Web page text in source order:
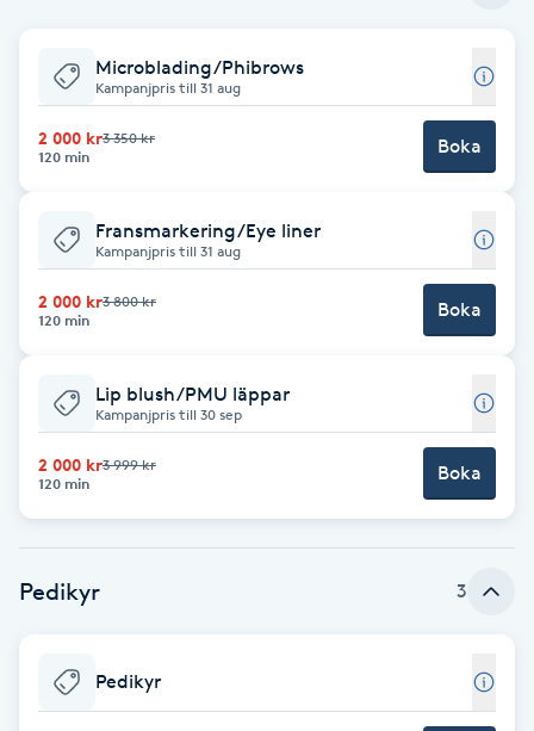
Balayage
Barber
Barnklippning
Bottenfärg
Brynplockning
Microblading/Phibrows
Kampanjpris till 31 aug
2 000 kr3 350 kr
120 min
Boka
Fransmarkering/Eye liner
Kampanjpris till 31 aug
2 000 kr3 800 kr
120 min
Boka
Lip blush/PMU läppar
Kampanjpris till 30 sep
2 000 kr3 999 kr
120 min
Boka
Pedikyr 3
Pedikyr